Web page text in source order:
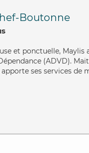
Boutonne
et ponctuelle, Maylis
(ADVD).
ses services de